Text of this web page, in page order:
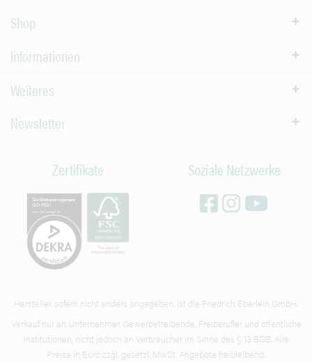
Shop
Informationen
Weiteres
Newsletter
Zertifikate Soziale Netzwerke
Hersteller, sofern nicht anders angegeben, ist die Friedrich Eberlein GmbH.
Verkauf nur an Unternehmer, Gewerbetreibende, Freiberufler und öffentliche
Institutionen, nicht jedoch an Verbraucher im Sinne des § 13 BGB. Alle
Preise in Euro zzgl. gesetzl. MwSt. Angebote freibleibend.